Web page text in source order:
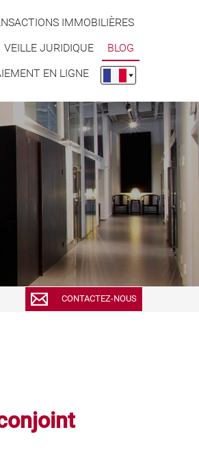
IMMOBILIÈRES
VEILLE JURIDIQUE
BLOG
EN LIGNE
CONTACTEZ-NOUS